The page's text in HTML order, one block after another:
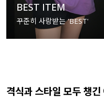
BEST ITEM
꾸준히 사랑받는 'BEST'
격식과 스타일 모두 챙